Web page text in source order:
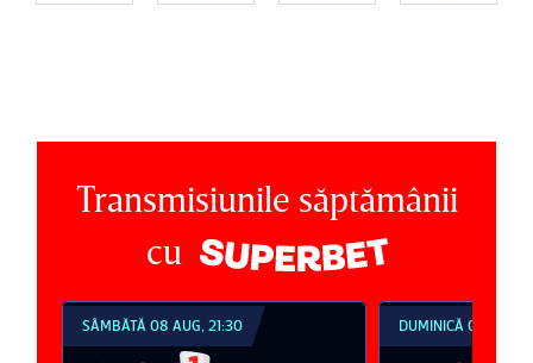
Transmisiunile săptămânii
cu
SÂMBĂTĂ 08 AUG, 21:30 DUMINICĂ 09 AUG,